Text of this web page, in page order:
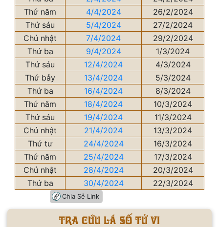
Thứ năm
4/4/2024
26/2/2024
Thứ sáu
5/4/2024
27/2/2024
Chủ nhật
7/4/2024
29/2/2024
Thứ ba
9/4/2024
1/3/2024
Thứ sáu
12/4/2024
4/3/2024
Thứ bảy
13/4/2024
5/3/2024
Thứ ba
16/4/2024
8/3/2024
Thứ năm
18/4/2024
10/3/2024
Thứ sáu
19/4/2024
11/3/2024
Chủ nhật
21/4/2024
13/3/2024
Thứ tư
24/4/2024
16/3/2024
Thứ năm
25/4/2024
17/3/2024
Chủ nhật
28/4/2024
20/3/2024
Thứ ba
30/4/2024 22/3/2024
Chia Sẻ Link
Tra cứu lá số tử vi